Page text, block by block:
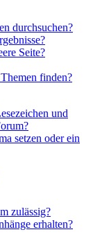
durchsuchen?
Seite?
finden?
und
setzen oder ein
zulässig?
erhalten?